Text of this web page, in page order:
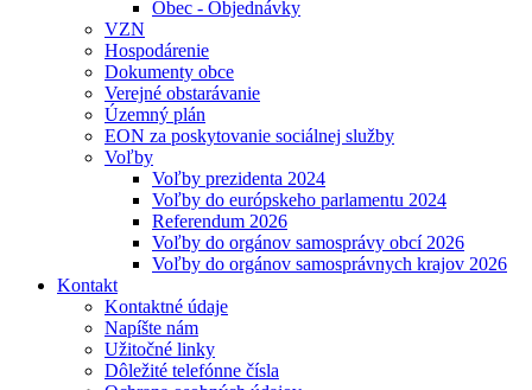
Obec - Objednávky
VZN
Hospodárenie
Dokumenty obce
Verejné obstarávanie
Územný plán
EON za poskytovanie sociálnej služby
Voľby
Voľby prezidenta 2024
Voľby do európskeho parlamentu 2024
Referendum 2026
Voľby do orgánov samosprávy obcí 2026
Voľby do orgánov samosprávnych krajov 2026
Kontakt
Kontaktné údaje
Napíšte nám
Užitočné linky
Dôležité telefónne čísla